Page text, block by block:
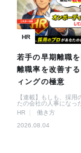
HR
若手の早期離職
離職率を改善す
ィングの極意
【連載】もしも、採用
たの会社の人事になっ
HR
働き方
2026.08.04